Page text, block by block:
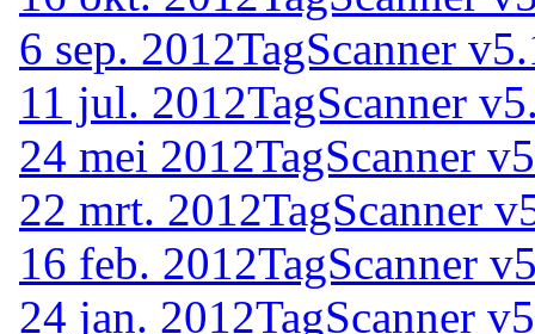
6 sep. 2012TagScanner
11 jul. 2012TagScanner
24 mei 2012TagScanner
22 mrt. 2012TagScanner
16 feb. 2012TagScanner
24 jan. 2012TagScanner